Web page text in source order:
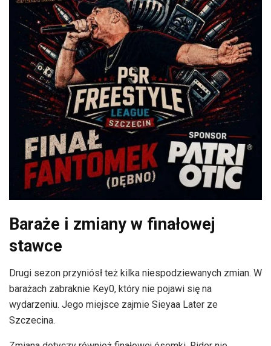
Baraże i zmiany w finałowej
stawce
Drugi sezon przyniósł też kilka niespodziewanych zmian. W
barażach zabraknie Key0, który nie pojawi się na
wydarzeniu. Jego miejsce zajmie Sieyaa Later ze
Szczecina.